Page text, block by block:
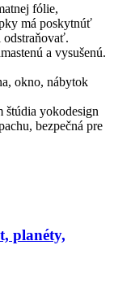
fólie,
má poskytnúť
odstraňovať.
a vysušenú.
okno, nábytok
štúdia yokodesign
bezpečná pre
planéty,